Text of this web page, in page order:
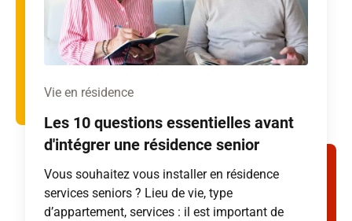
Vie en résidence
Les 10 questions essentielles avant
d'intégrer une résidence senior
Vous souhaitez vous installer en résidence
services seniors ? Lieu de vie, type
d’appartement, services : il est important de